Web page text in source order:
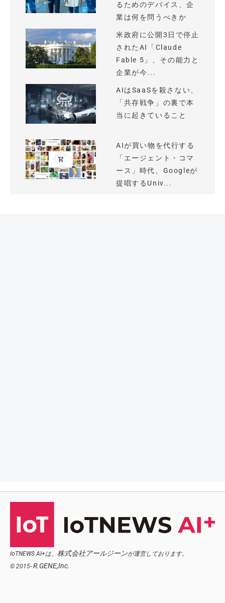
るためのデバイス、企
業は何を問うべきか
米政府に公開3日で停止
されたAI「Claude
Fable 5」、その能力と
企業が今...
AIはSaaSを殺さない、
「共存戦争」の裏で本
当に起きていること
AIが買い物を代行する
「エージェント・コマ
ース」時代、Googleが
提唱するUniv...
IoTNEWS AI+は、 株式会社アールジーンが運営しております。
© 2015- R.GENE,Inc.